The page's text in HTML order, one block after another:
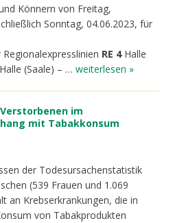
Könnern von Freitag,
Sonntag, 04.06.2023, für
RE 4Halle
(Saale) – … weiterlesen »
im
mit Tabakkonsum
der Todesursachenstatistik
(539 Frauen und 1.069
an Krebserkrankungen, die in
von Tabakprodukten